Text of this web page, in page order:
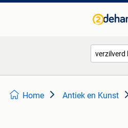
Home Antiek en Kunst